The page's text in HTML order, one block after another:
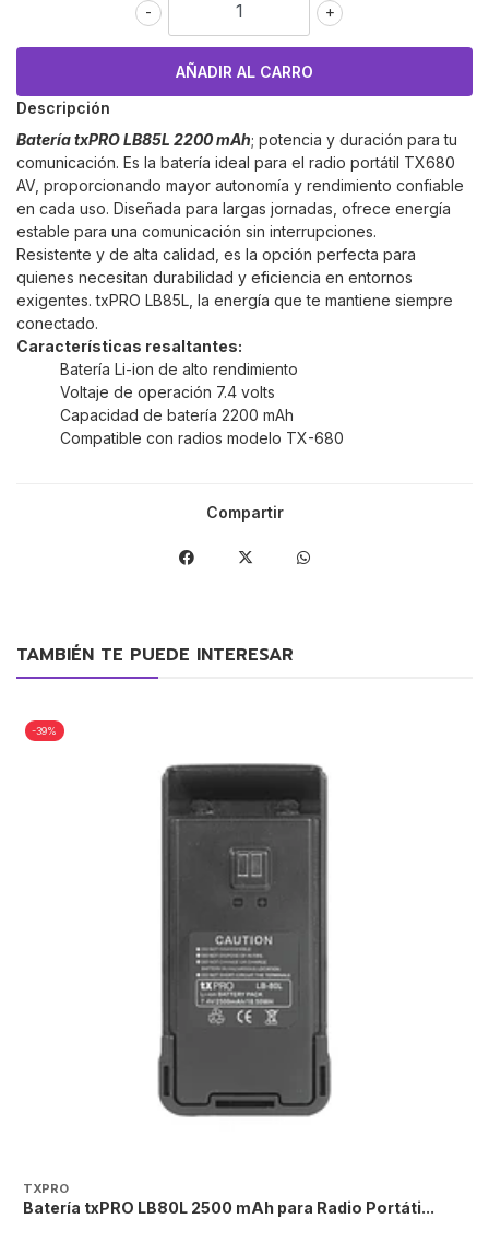
+
-
Descripción
Batería txPRO LB85L 2200 mAh; potencia y duración para tu
comunicación. Es la batería ideal para el radio portátil TX680
AV, proporcionando mayor autonomía y rendimiento confiable
en cada uso. Diseñada para largas jornadas, ofrece energía
estable para una comunicación sin interrupciones.
Resistente y de alta calidad, es la opción perfecta para
quienes necesitan durabilidad y eficiencia en entornos
exigentes. txPRO LB85L, la energía que te mantiene siempre
conectado.
Características resaltantes:
Batería Li-ion de alto rendimiento
Voltaje de operación 7.4 volts
Capacidad de batería 2200 mAh
Compatible con radios modelo TX-680
Compartir
TAMBIÉN TE PUEDE INTERESAR
-39%
TXPRO
Batería txPRO LB80L 2500 mAh para Radio Portáti...